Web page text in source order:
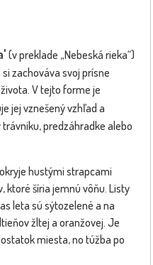
(v preklade „Nebeská rieka“)
zachováva svoj prísne
V tejto forme je
jej vznešený vzhľad a
predzáhradke alebo
hustými strapcami
ktoré šíria jemnú vôňu. Listy
leta sú sýtozelené a na
žltej a oranžovej. Je
miesta, no túžba po